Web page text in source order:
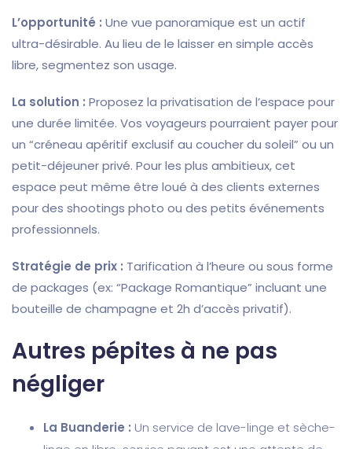
L’opportunité : Une vue panoramique est un actif
ultra-désirable. Au lieu de le laisser en simple accès
libre, segmentez son usage.
La solution : Proposez la privatisation de l’espace pour
une durée limitée. Vos voyageurs pourraient payer pour
un “créneau apéritif exclusif au coucher du soleil” ou un
petit-déjeuner privé. Pour les plus ambitieux, cet
espace peut même être loué à des clients externes
pour des shootings photo ou des petits événements
professionnels.
Stratégie de prix : Tarification à l’heure ou sous forme
de packages (ex: “Package Romantique” incluant une
bouteille de champagne et 2h d’accès privatif).
Autres pépites à ne pas
négliger
La Buanderie : Un service de lave-linge et sèche-